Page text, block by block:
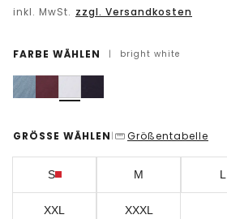
inkl. MwSt. zzgl. Versandkosten
FARBE WÄHLEN | bright white
GRÖSSE WÄHLEN | Größentabelle
S M L
XXL XXXL